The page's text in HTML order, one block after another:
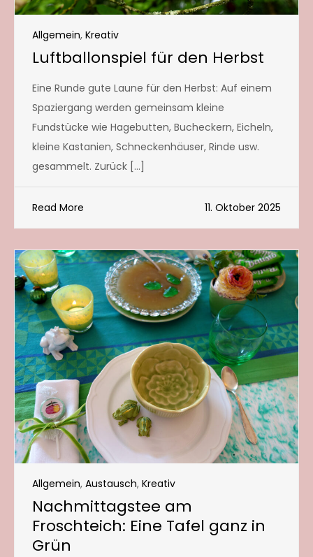
Allgemein, Kreativ
Luftballonspiel für den Herbst
Eine Runde gute Laune für den Herbst: Auf einem
Spaziergang werden gemeinsam kleine
Fundstücke wie Hagebutten, Bucheckern, Eicheln,
kleine Kastanien, Schneckenhäuser, Rinde usw.
gesammelt. Zurück […]
Read More 11. Oktober 2025
Allgemein, Austausch, Kreativ
Nachmittagstee am
Froschteich: Eine Tafel ganz in
Grün